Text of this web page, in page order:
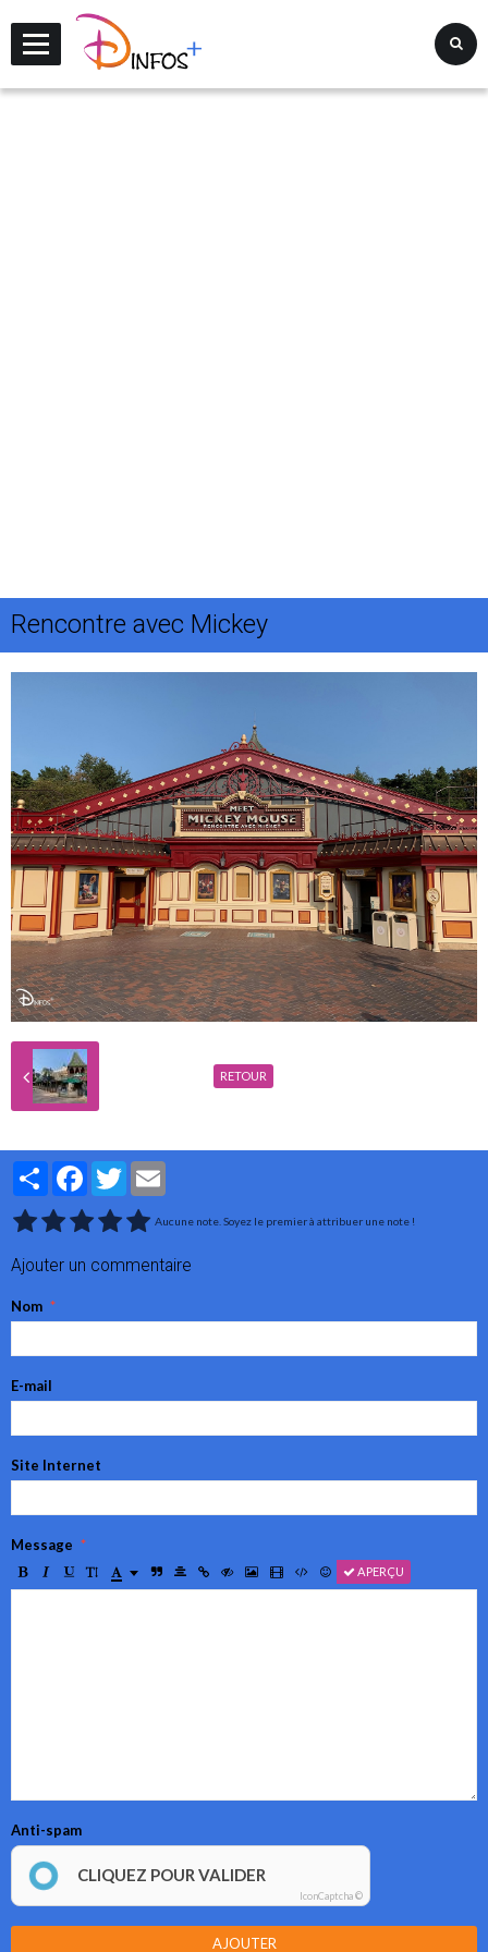
Rencontre avec Mickey
RETOUR
PartagerFacebookTwitter
Aucune note. Soyez le premier à attribuer une note !
Ajouter un commentaire
Nom
E-mail
Site Internet
Message
APERÇU
Anti-spam
CLIQUEZ POUR VALIDER
IconCaptcha ©
AJOUTER